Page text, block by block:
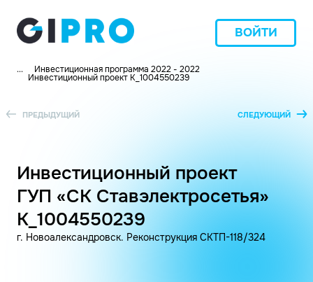
ВОЙТИ
... Инвестиционная программа 2022 - 2022
Инвестиционный проект K_1004550239
ПРЕДЫДУЩИЙ СЛЕДУЮЩИЙ
Инвестиционный проект
ГУП «СК Ставэлектросетья»
K_1004550239
г. Новоалександровск. Реконструкция СКТП-118/324